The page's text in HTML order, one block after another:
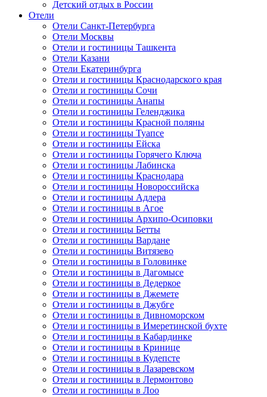
Детский отдых в России
Отели
Отели Санкт-Петербурга
Отели Москвы
Отели и гостиницы Ташкента
Отели Казани
Отели Екатеринбурга
Отели и гостиницы Краснодарского края
Отели и гостиницы Сочи
Отели и гостиницы Анапы
Отели и гостиницы Геленджика
Отели и гостиницы Красной поляны
Отели и гостиницы Туапсе
Отели и гостиницы Ейска
Отели и гостиницы Горячего Ключа
Отели и гостиницы Лабинска
Отели и гостиницы Краснодара
Отели и гостиницы Новороссийска
Отели и гостиницы Адлера
Отели и гостиницы в Агое
Отели и гостиницы Архипо-Осиповки
Отели и гостиницы Бетты
Отели и гостиницы Вардане
Отели и гостиницы Витязево
Отели и гостиницы в Головинке
Отели и гостиницы в Дагомысе
Отели и гостиницы в Дедеркое
Отели и гостиницы в Джемете
Отели и гостиницы в Джубге
Отели и гостиницы в Дивноморском
Отели и гостиницы в Имеретинской бухте
Отели и гостиницы в Кабардинке
Отели и гостиницы в Кринице
Отели и гостиницы в Кудепсте
Отели и гостиницы в Лазаревском
Отели и гостиницы в Лермонтово
Отели и гостиницы в Лоо